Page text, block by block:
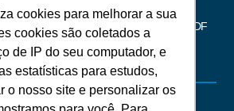
cookies para melhorar a sua
cookies são coletados a
de IP do seu computador, e
estatísticas para estudos,
o nosso site e personalizar os
do mercado imobiliário de Brasília – DF